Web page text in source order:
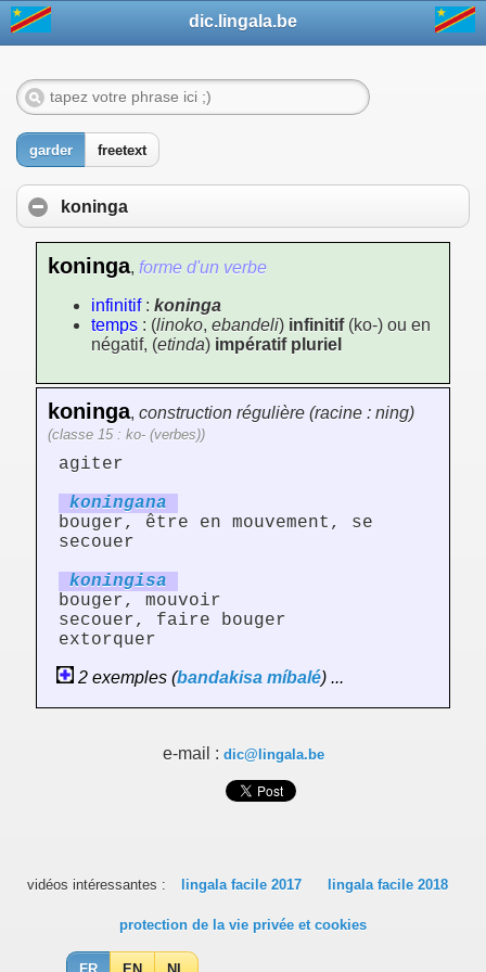
dic.lingala.be
garder freetext
koninga
koninga, forme d'un verbe
infinitif: koninga
temps : (linoko, ebandeli) infinitif(ko-) ou en
négatif, (etinda) impératif pluriel
koninga, construction régulière (racine : ning)
(classe 15 : ko- (verbes))
agiter
koningana
bouger, être en mouvement, se
secouer
koningisa
bouger, mouvoir
secouer, faire bouger
extorquer
2 exemples (bandakisa míbalé) ...
e-mail : dic@lingala.be
vidéos intéressantes : lingala facile 2017 lingala facile 2018
protection de la vie privée et cookies